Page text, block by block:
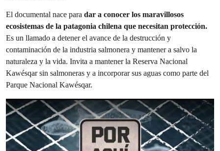
El documental nace para dar a conocer los maravillosos
ecosistemas de la patagonia chilena que necesitan protección.
Es un llamado a detener el avance de la destrucción y
contaminación de la industria salmonera y mantener a salvo la
naturaleza y la vida. Invita a mantener la Reserva Nacional
Kawésqar sin salmoneras y a incorporar sus aguas como parte del
Parque Nacional Kawésqar.